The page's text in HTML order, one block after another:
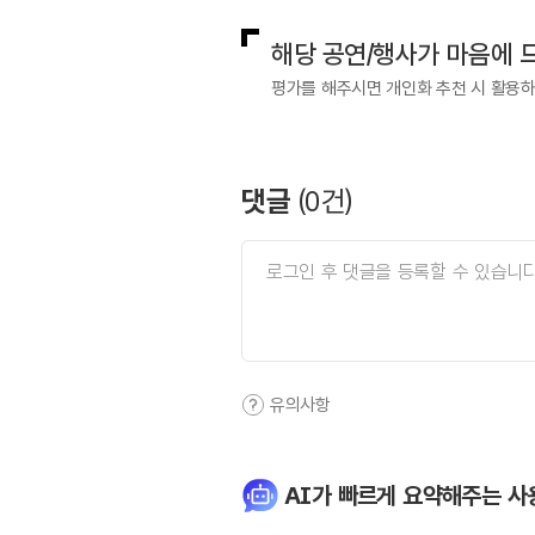
해당 공연/행사가 마음에
평가를 해주시면 개인화 추천 시 활용
댓글 (0건)
유의사항
AI가 빠르게 요약해주는 사